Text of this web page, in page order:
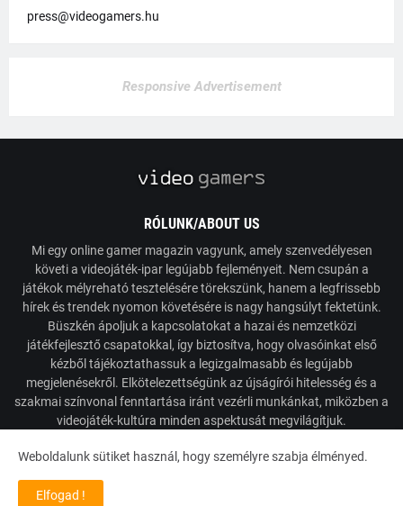
press@videogamers.hu
Responsive Advertisement
RÓLUNK/ABOUT US
Mi egy online gamer magazin vagyunk, amely szenvedélyesen
követi a videojáték-ipar legújabb fejleményeit. Nem csupán a
játékok mélyreható tesztelésére törekszünk, hanem a legfrissebb
hírek és trendek nyomon követésére is nagy hangsúlyt fektetünk.
Büszkén ápoljuk a kapcsolatokat a hazai és nemzetközi
játékfejlesztő csapatokkal, így biztosítva, hogy olvasóinkat első
kézből tájékoztathassuk a legizgalmasabb és legújabb
megjelenésekről. Elkötelezettségünk az újságírói hitelesség és a
szakmai színvonal fenntartása iránt vezérli munkánkat, miközben a
videojáték-kultúra minden aspektusát megvilágítjuk.
Weboldalunk sütiket használ, hogy személyre szabja élményed.
Elfogad !